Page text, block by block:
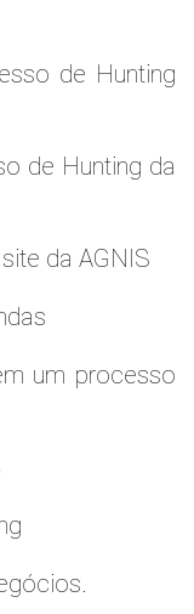
de Hunting
de Hunting da
da AGNIS
um processo